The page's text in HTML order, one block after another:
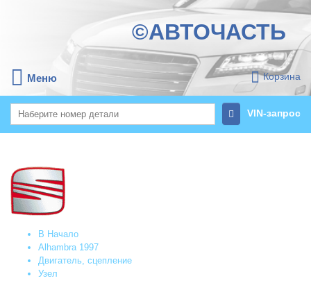
©АВТОЧАСТЬ
Меню Корзина
VIN-запрос
В Начало
Alhambra 1997
Двигатель, сцепление
Узел